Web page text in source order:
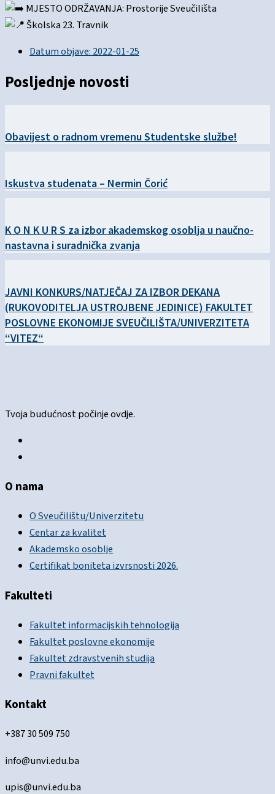
MJESTO ODRŽAVANJA: Prostorije Sveučilišta
Školska 23. Travnik
Datum objave:2022-01-25
Posljednje novosti
Obavijest o radnom vremenu Studentske službe!
Iskustva studenata – Nermin Čorić
K O N K U R S za izbor akademskog osoblja u naučno-
nastavna i suradnička zvanja
JAVNI KONKURS/NATJEČAJ ZA IZBOR DEKANA
(RUKOVODITELJA USTROJBENE JEDINICE) FAKULTET
POSLOVNE EKONOMIJE SVEUČILIŠTA/UNIVERZITETA
“VITEZ“
Tvoja budućnost počinje ovdje.
O nama
O Sveučilištu/Univerzitetu
Centar za kvalitet
Akademsko osoblje
Certifikat boniteta izvrsnosti 2026.
Fakulteti
Fakultet informacijskih tehnologija
Fakultet poslovne ekonomije
Fakultet zdravstvenih studija
Pravni fakultet
Kontakt
+387 30 509 750
info@unvi.edu.ba
upis@unvi.edu.ba